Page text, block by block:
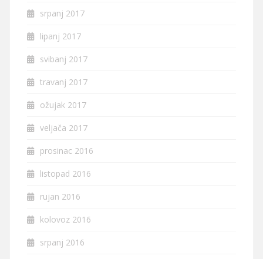
srpanj 2017
lipanj 2017
svibanj 2017
travanj 2017
ožujak 2017
veljača 2017
prosinac 2016
listopad 2016
rujan 2016
kolovoz 2016
srpanj 2016